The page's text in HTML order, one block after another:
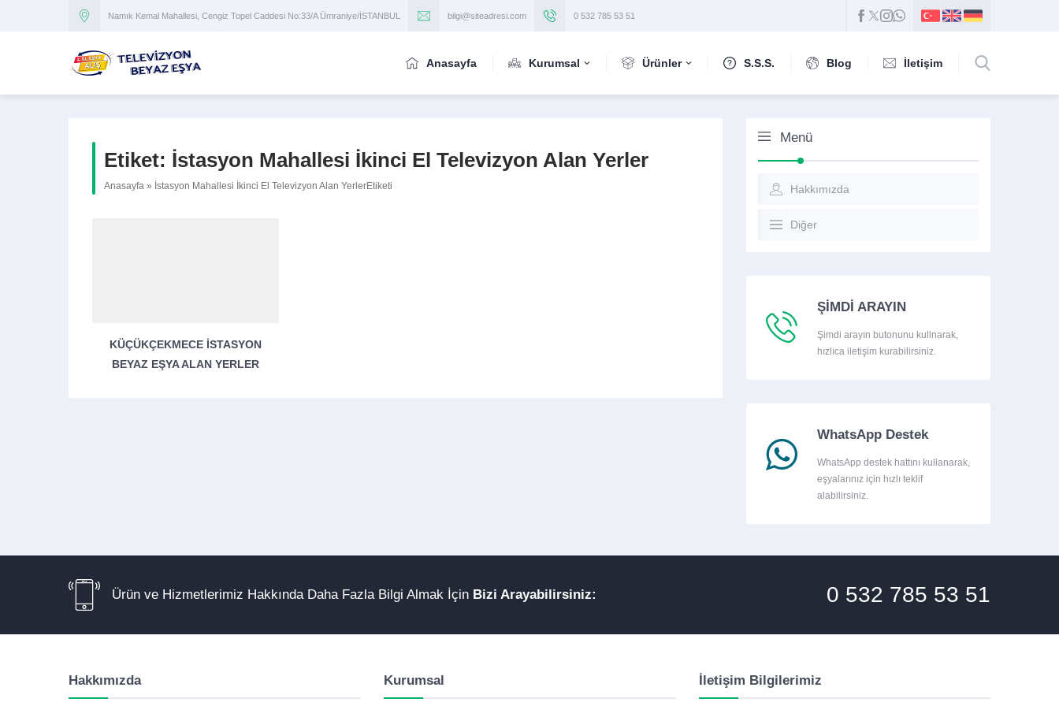
Namık Kemal Mahallesi, Cengiz Topel Caddesi No:33/A Ümraniye/İSTANBUL bilgi@siteadresi.com 0 532 785 53 51
Anasayfa Kurumsal Ürünler S.S.S. Blog İletişim
Etiket: İstasyon Mahallesi İkinci El Televizyon Alan Yerler
Anasayfa » İstasyon Mahallesi İkinci El Televizyon Alan YerlerEtiketi
KÜÇÜKÇEKMECE İSTASYON
BEYAZ EŞYA ALAN YERLER
Menü
Hakkımızda
Diğer
ŞİMDİ ARAYIN
Şimdi arayın butonunu kullnarak,
hızlıca iletişim kurabilirsiniz.
WhatsApp Destek
WhatsApp destek hattını kullanarak,
eşyalarınız için hızlı teklif
alabilirsiniz.
Ürün ve Hizmetlerimiz Hakkında Daha Fazla Bilgi Almak İçin Bizi Arayabilirsiniz: 0 532 785 53 51
Hakkımızda Kurumsal İletişim Bilgilerimiz